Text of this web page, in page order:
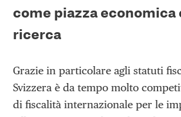
come piazza economica
ricerca
Grazie in particolare agli statuti
Svizzera è da tempo molto
di fiscalità internazionale per le